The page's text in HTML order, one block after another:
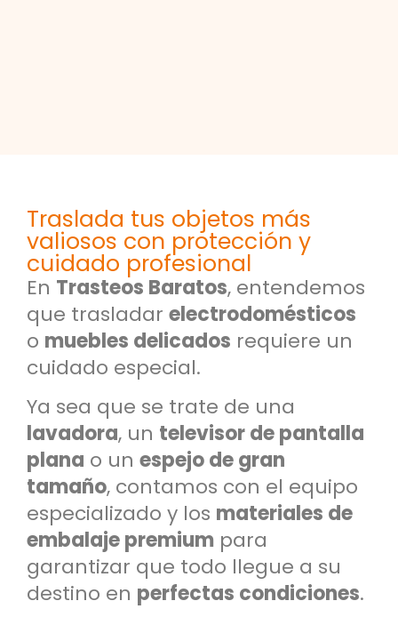
Traslada tus objetos más
valiosos con protección y
cuidado profesional
En Trasteos Baratos, entendemos
que trasladar electrodomésticos
o muebles delicados requiere un
cuidado especial.
Ya sea que se trate de una
lavadora, un televisor de pantalla
plana o un espejo de gran
tamaño, contamos con el equipo
especializado y los materiales de
embalaje premium para
garantizar que todo llegue a su
destino en perfectas condiciones.